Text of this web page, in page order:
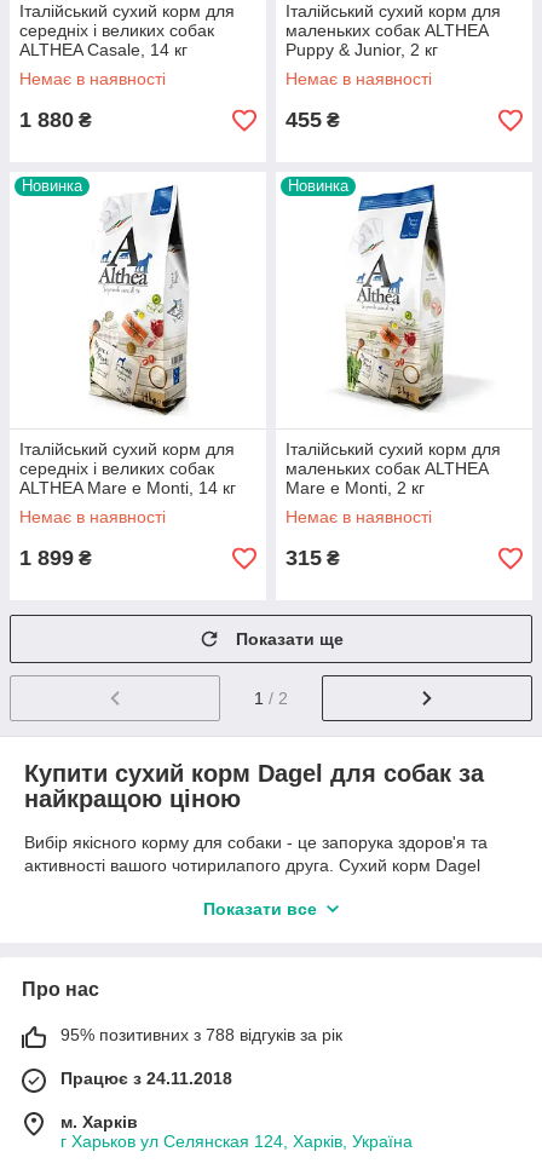
Італійський сухий корм для
середніх і великих собак
ALTHEA Casale, 14 кг
Немає в наявності
1 880 ₴
Італійський сухий корм для
маленьких собак ALTHEA
Puppy & Junior, 2 кг
Немає в наявності
455 ₴
Новинка
Італійський сухий корм для
середніх і великих собак
ALTHEA Mare e Monti, 14 кг
Немає в наявності
1 899 ₴
Новинка
Італійський сухий корм для
маленьких собак ALTHEA
Mare e Monti, 2 кг
Немає в наявності
315 ₴
Показати ще
1 / 2
Купити сухий корм Dagel для собак за
найкращою ціною
Вибір якісного корму для собаки - це запорука здоров'я та
активності вашого чотирилапого друга. Сухий корм Dagel
повноцінним та збалансованим харчуванням. В інтернет-
необхідне для здорового життя.
інгредієнтів, що робить його чудовим джерелом білка. Він
необхідні вітаміни та мінерали для зростання, розвитку та
компоненти, які сприяють зміцненню імунної системи та
підтримують відмінний стан вовни.
Показати все
Про нас
95% позитивних з 788 відгуків за рік
Працює з 24.11.2018
м. Харків
г Харьков ул Селянская 124, Харків, Україна